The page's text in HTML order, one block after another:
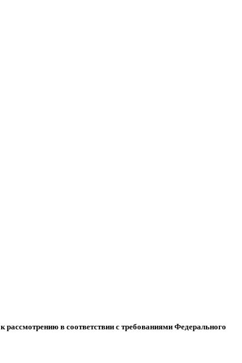
к рассмотрению в соответствии с требованиями Федерального